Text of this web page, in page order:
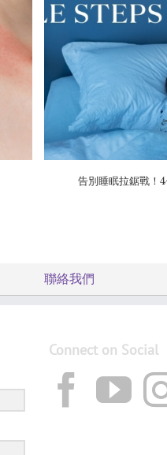
告別睡眠拉鋸戰！
聯絡我們
Connect on Social